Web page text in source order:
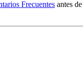
Frecuentes antes